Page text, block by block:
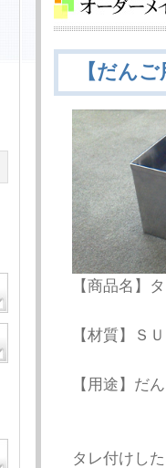
【だん
【商品名】
【材質】Ｓ
【用途】だ
タレ付けし